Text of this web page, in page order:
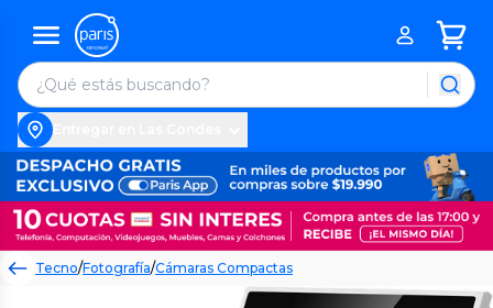
Tecno/Fotografía/Cámaras Compactas